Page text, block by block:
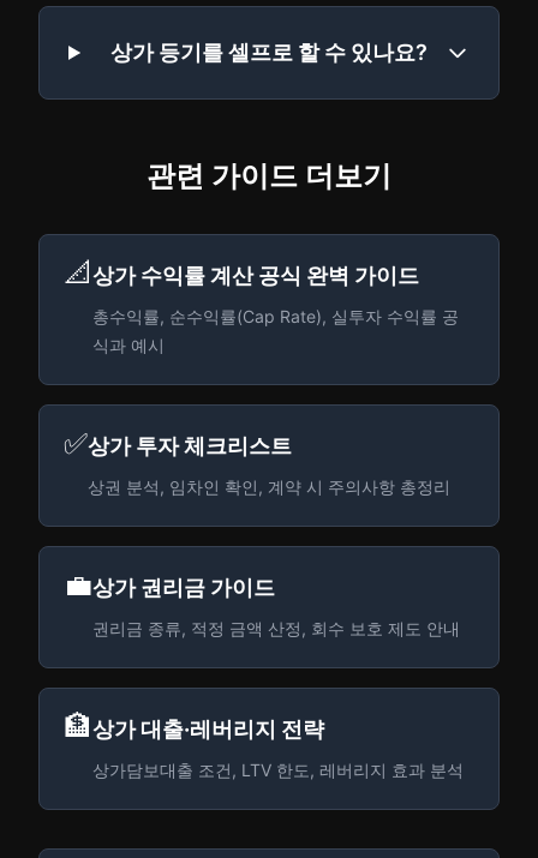
상가 등기를 셀프로 할 수 있나요?
관련 가이드 더보기
📐상가 수익률 계산 공식 완벽 가이드
총수익률, 순수익률(Cap Rate), 실투자 수익률 공
식과 예시
✅상가 투자 체크리스트
상권 분석, 임차인 확인, 계약 시 주의사항 총정리
💼상가 권리금 가이드
권리금 종류, 적정 금액 산정, 회수 보호 제도 안내
🏦상가 대출·레버리지 전략
상가담보대출 조건, LTV 한도, 레버리지 효과 분석